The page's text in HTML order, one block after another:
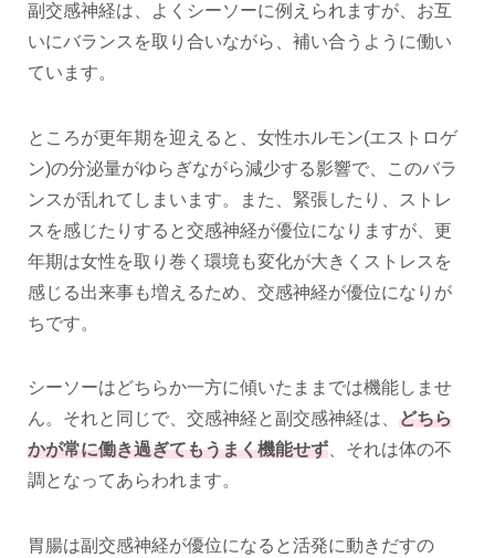
副交感神経は、よくシーソーに例えられますが、お互
いにバランスを取り合いながら、補い合うように働い
ています。
ところが更年期を迎えると、女性ホルモン(エストロゲ
ン)の分泌量がゆらぎながら減少する影響で、このバラ
ンスが乱れてしまいます。また、緊張したり、ストレ
スを感じたりすると交感神経が優位になりますが、更
年期は女性を取り巻く環境も変化が大きくストレスを
感じる出来事も増えるため、交感神経が優位になりが
ちです。
シーソーはどちらか一方に傾いたままでは機能しませ
ん。それと同じで、交感神経と副交感神経は、 どちら
かが常に働き過ぎてもうまく機能せず、それは体の不
調となってあらわれます。
胃腸は副交感神経が優位になると活発に動きだすの